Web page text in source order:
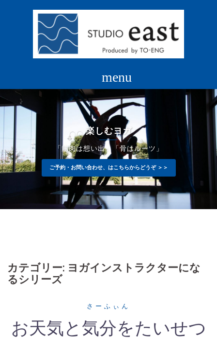
キ
楽しむヨガ
「筋肉は想い出」「骨はルーツ」
ご予約・お問い合わせ、はこちらからどうぞ ＞＞
カテゴリー: ヨガインストラクターにな
るシリーズ
さーふぃん
お天気と気分をたいせつ